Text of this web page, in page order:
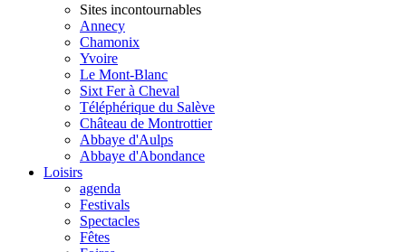
Sites incontournables
Annecy
Chamonix
Yvoire
Le Mont-Blanc
Sixt Fer à Cheval
Téléphérique du Salève
Château de Montrottier
Abbaye d'Aulps
Abbaye d'Abondance
Loisirs
agenda
Festivals
Spectacles
Fêtes